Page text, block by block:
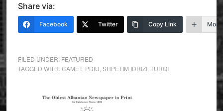
Share via:
Facebook Twitter Copy Link More
FILED UNDER: FEATURED
TAGGED WITH:CAMET, PDIU SHPETIM IDRIZI, TURQI